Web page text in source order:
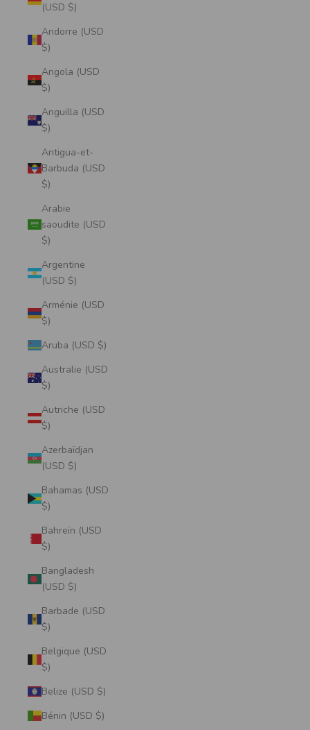
(USD $)
Andorre (USD
$)
Angola (USD
$)
Anguilla (USD
$)
Antigua-et-
Barbuda (USD
$)
Arabie
saoudite (USD
$)
Argentine
(USD $)
Arménie (USD
$)
Aruba (USD $)
Australie (USD
$)
Autriche (USD
$)
Azerbaïdjan
(USD $)
Bahamas (USD
$)
Bahreïn (USD
$)
Bangladesh
(USD $)
Barbade (USD
$)
Belgique (USD
$)
Belize (USD $)
Bénin (USD $)